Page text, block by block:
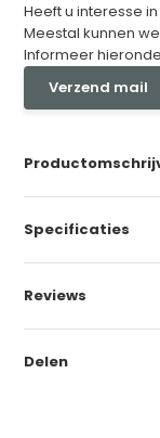
Heeft u interesse
Meestal kunnen
Informeer
Verzend mail
Specificaties
Reviews
Delen